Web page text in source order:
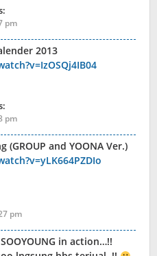
pm
2013
pm
(GROUP and YOONA Ver.)
pm
in action…!!